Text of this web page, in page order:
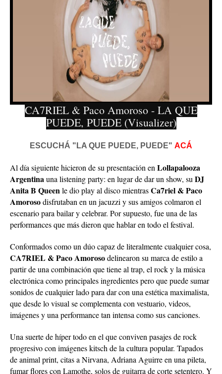
CA7RIEL & Paco Amoroso - LA QUE
PUEDE, PUEDE (Visualizer)
ESCUCHÁ "LA QUE PUEDE, PUEDE" ACÁ
Al día siguiente hicieron de su presentación en Lollapalooza
Argentinauna listening party: en lugar de dar un show, su DJ
Anita B Queenle dio play al disco mientrasCa7riel & Paco
Amorosodisfrutaban en un jacuzzi y sus amigos colmaron el
escenario para bailar y celebrar. Por supuesto, fue una de las
performances que más dieron que hablar en todo el festival.
Conformados como un dúo capaz de literalmente cualquier cosa,
CA7RIEL & Paco Amorosodelinearon su marca de estilo a
partir de una combinación que tiene al trap, el rock y la música
electrónica como principales ingredientes pero que puede sumar
sonidos de cualquier lado para dar con una estética maximalista,
que desde lo visual se complementa con vestuario, videos,
imágenes y una performance tan intensa como sus canciones.
Una suerte de híper todo en el que conviven pasajes de rock
progresivo con imágenes kitsch de la cultura popular. Tapados
de animal print, citas a Nirvana, Adriana Aguirre en una pileta,
fumar flores con Lamothe, solos de guitarra de corte setentero. Y